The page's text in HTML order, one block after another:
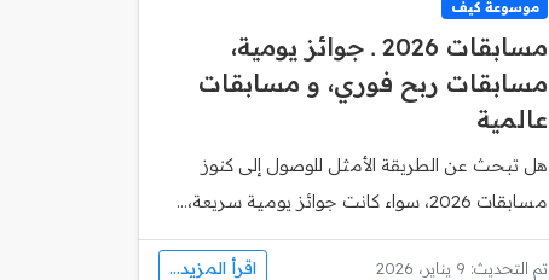
موسوعة كيف
مسابقات 2026 ـ جوائز يومية،
مسابقات ربح فوري، و مسابقات
عالمية
هل تبحث عن الطريقة الأمثل للوصول إلى كنوز
مسابقات 2026، سواء كانت جوائز يومية سريعة،...
تم التحديث: 9 يناير، 2026 اقرأ المزيد...